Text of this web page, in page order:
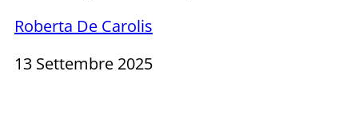
Roberta De Carolis
13 Settembre 2025